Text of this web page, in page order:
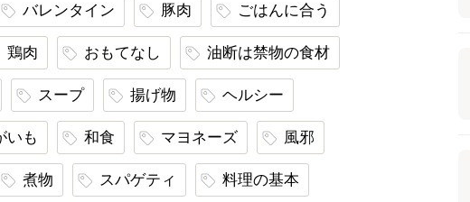
バレンタイン 豚肉 ごはんに合う
鶏肉 おもてなし 油断は禁物の食材
スープ 揚げ物 ヘルシー
いも 和食 マヨネーズ 風邪
煮物 スパゲティ 料理の基本